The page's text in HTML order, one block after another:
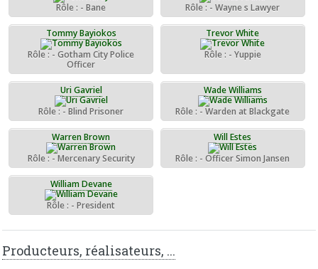
Rôle : - Bane
Rôle : - Wayne s Lawyer
Tommy Bayiokos
Rôle : - Gotham City Police
Officer
Trevor White
Rôle : - Yuppie
Uri Gavriel
Rôle : - Blind Prisoner
Wade Williams
Rôle : - Warden at Blackgate
Warren Brown
Rôle : - Mercenary Security
Will Estes
Rôle : - Officer Simon Jansen
William Devane
Rôle : - President
Producteurs, réalisateurs, ...